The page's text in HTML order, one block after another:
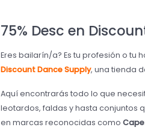
75% Desc en
Eres bailarín/a? Es tu profesión o tu
Discount Dance Supply, una tienda
Aquí encontrarás todo lo que
leotardos, faldas y hasta conjuntos
en marcas reconocidas como